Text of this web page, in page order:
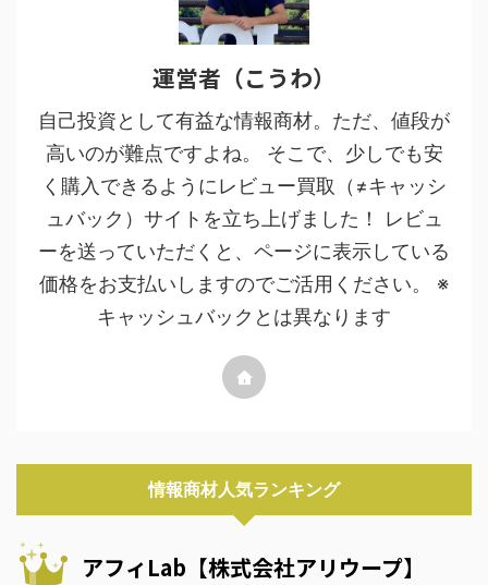
運営者（こうわ）
自己投資として有益な情報商材。ただ、値段が
高いのが難点ですよね。 そこで、少しでも安
く購入できるようにレビュー買取（≠キャッシ
ュバック）サイトを立ち上げました！ レビュ
ーを送っていただくと、ページに表示している
価格をお支払いしますのでご活用ください。 ※
キャッシュバックとは異なります
情報商材人気ランキング
アフィLab【株式会社アリウープ】